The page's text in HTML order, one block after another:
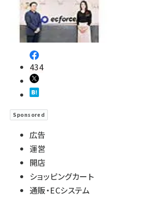
434
Sponsored
広告
運営
開店
ショッピングカート
通販・ECシステム